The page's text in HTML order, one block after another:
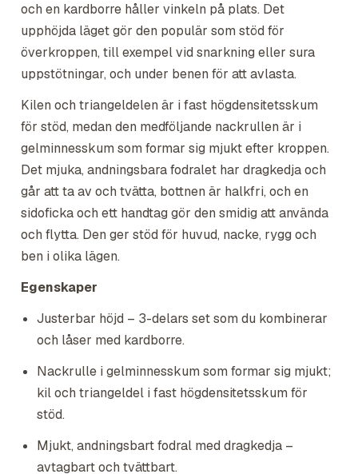
och en kardborre håller vinkeln på plats. Det
upphöjda läget gör den populär som stöd för
överkroppen, till exempel vid snarkning eller sura
uppstötningar, och under benen för att avlasta.
Kilen och triangeldelen är i fast högdensitetsskum
för stöd, medan den medföljande nackrullen är i
gelminnesskum som formar sig mjukt efter kroppen.
Det mjuka, andningsbara fodralet har dragkedja och
går att ta av och tvätta, bottnen är halkfri, och en
sidoficka och ett handtag gör den smidig att använda
och flytta. Den ger stöd för huvud, nacke, rygg och
ben i olika lägen.
Egenskaper
Justerbar höjd – 3-delars set som du kombinerar
och låser med kardborre.
Nackrulle i gelminnesskum som formar sig mjukt;
kil och triangeldel i fast högdensitetsskum för
stöd.
Mjukt, andningsbart fodral med dragkedja –
avtagbart och tvättbart.